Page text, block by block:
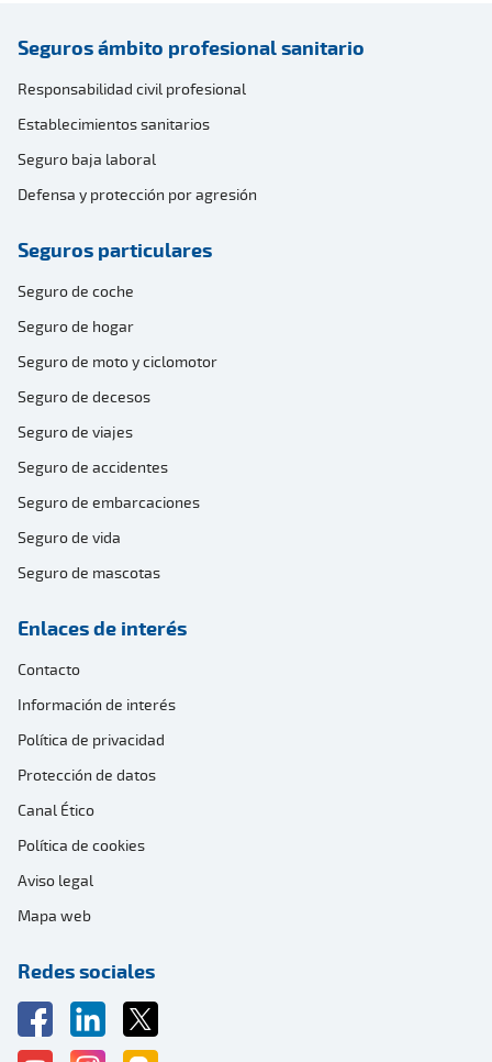
Seguros ámbito profesional sanitario
Responsabilidad civil profesional
Establecimientos sanitarios
Seguro baja laboral
Defensa y protección por agresión
Seguros particulares
Seguro de coche
Seguro de hogar
Seguro de moto y ciclomotor
Seguro de decesos
Seguro de viajes
Seguro de accidentes
Seguro de embarcaciones
Seguro de vida
Seguro de mascotas
Enlaces de interés
Contacto
Información de interés
Política de privacidad
Protección de datos
Canal Ético
Política de cookies
Aviso legal
Mapa web
Redes sociales